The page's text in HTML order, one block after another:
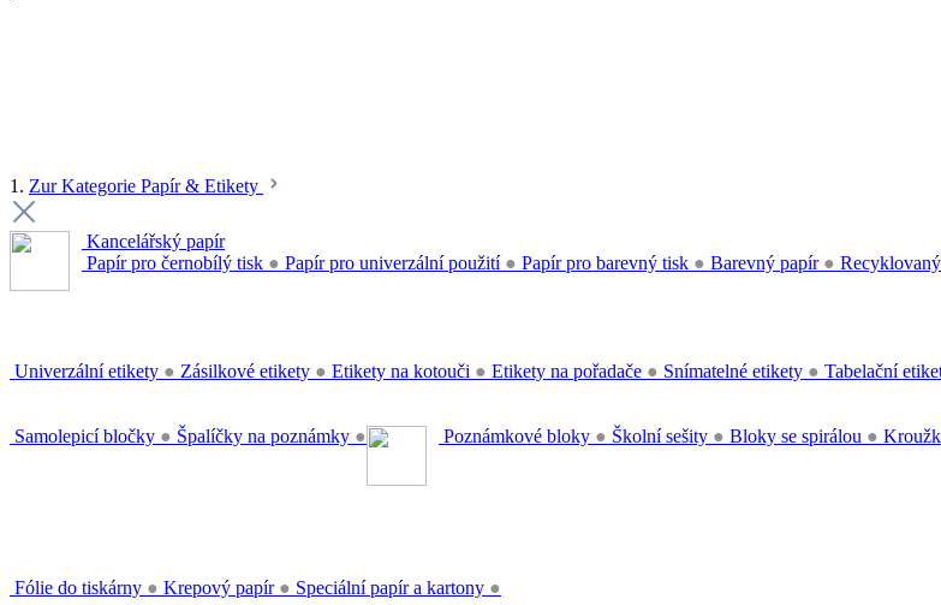
1. Zur Kategorie Papír & Etikety
Kancelářský papír
Papír pro černobílý tisk ● Papír pro univerzální použití ● Papír pro barevný tisk ● Barevný papír ●
Univerzální etikety ● Zásilkové etikety ● Etikety na kotouči ● Etikety na pořadače ● Snímatelné etikety ● Tabelační
Samolepicí bločky ● Špalíčky na poznámky ● Poznámkové bloky ● Školní sešity ● Bloky se spirálou ●
Fólie do tiskárny ● Krepový papír ● Speciální papír a kartony ●